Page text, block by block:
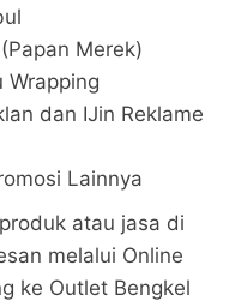
Merek)
Wrapping
dan IJin Reklame
Lainnya
atau jasa di
melalui Online
ke Outlet Bengkel